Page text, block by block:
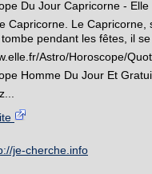
Du Jour Capricorne - Elle
Capricorne. Le
pendant les fêtes, il
Astro/Horoscope/
Homme Du Jour Et
je-cherche.info